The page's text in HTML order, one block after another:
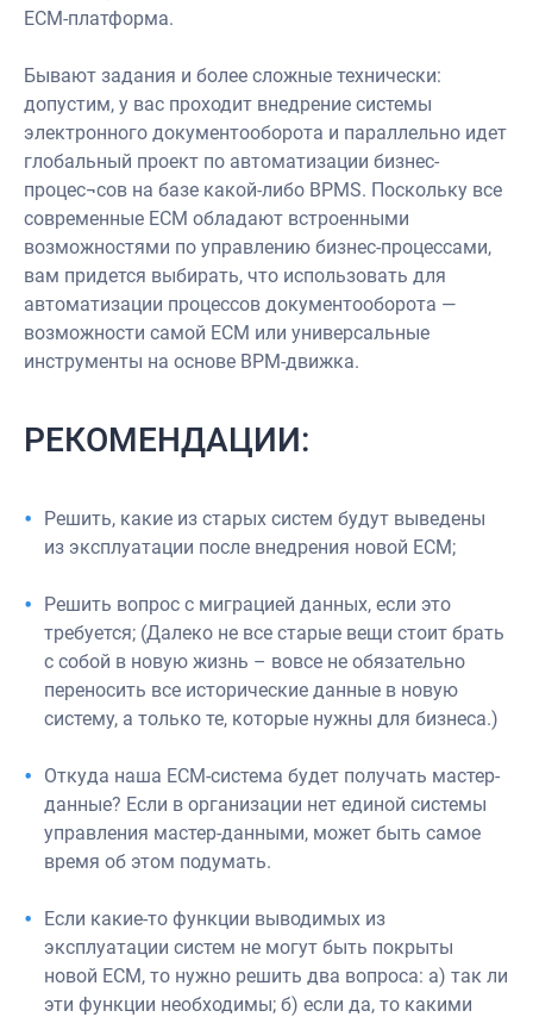
ECM-платформа.
Бывают задания и более сложные технически:
допустим, у вас проходит внедрение системы
электронного документооборота и параллельно идет
глобальный проект по автоматизации бизнес-
процес¬сов на базе какой-либо BPMS. Поскольку все
современные ECM обладают встроенными
возможностями по управлению бизнес-процессами,
вам придется выбирать, что использовать для
автоматизации процессов документооборота —
возможности самой ECM или универсальные
инструменты на основе BPM-движка.
РЕКОМЕНДАЦИИ:
Решить, какие из старых систем будут выведены
из эксплуатации по­сле внедрения новой ECM;
Решить вопрос с миграцией данных, если это
требуется; (Далеко не все старые вещи стоит брать
с собой в новую жизнь – вовсе не обяза­тельно
переносить все исторические данные в новую
систему, а толь­ко те, которые нужны для бизнеса.)
Откуда наша ECM-система будет получать мастер-
данные? Если в ор­ганизации нет единой системы
управления мастер-данными, может быть самое
время об этом подумать.
Если какие-то функции выводимых из
эксплуатации систем не могут быть покрыты
новой ECM, то нужно решить два вопроса: а) так ли
эти функции необходимы; б) если да, то какими